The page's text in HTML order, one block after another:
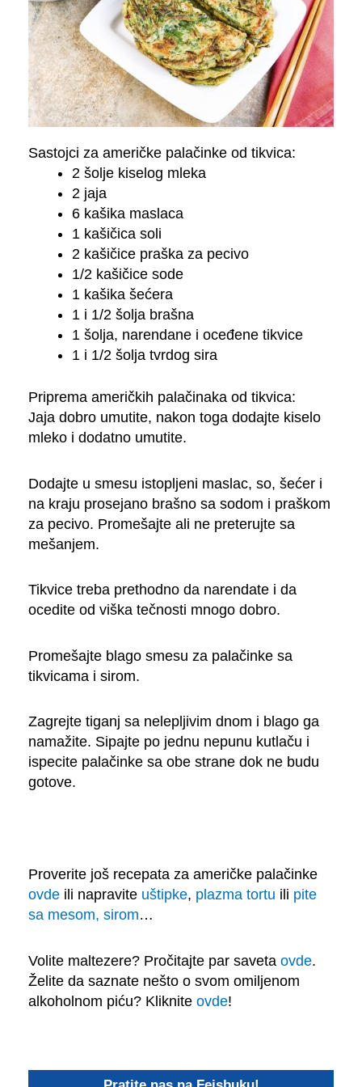
Sastojci za američke palačinke od tikvica:
2 šolje kiselog mleka
2 jaja
6 kašika maslaca
1 kašičica soli
2 kašičice praška za pecivo
1/2 kašičice sode
1 kašika šećera
1 i 1/2 šolja brašna
1 šolja, narendane i oceđene tikvice
1 i 1/2 šolja tvrdog sira
Priprema američkih palačinaka od tikvica:
Jaja dobro umutite, nakon toga dodajte kiselo
mleko i dodatno umutite.
Dodajte u smesu istopljeni maslac, so, šećer i
na kraju prosejano brašno sa sodom i praškom
za pecivo. Promešajte ali ne preterujte sa
mešanjem.
Tikvice treba prethodno da narendate i da
ocedite od viška tečnosti mnogo dobro.
Promešajte blago smesu za palačinke sa
tikvicama i sirom.
Zagrejte tiganj sa nelepljivim dnom i blago ga
namažite. Sipajte po jednu nepunu kutlaču i
ispecite palačinke sa obe strane dok ne budu
gotove.
Proverite još recepata za američke palačinke
ovde ili napravite uštipke, plazma tortu ili pite
sa mesom, sirom…
Volite maltezere? Pročitajte par saveta ovde.
Želite da saznate nešto o svom omiljenom
alkoholnom piću? Kliknite ovde!